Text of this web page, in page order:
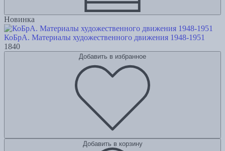
Новинка
КоБрА. Материалы художественного движения 1948-1951
1840
Добавить в избранное
Добавить в корзину